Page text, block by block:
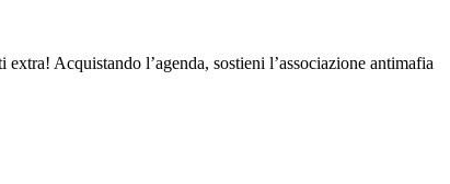
Acquistando l’agenda, sostieni l’associazione antimafia